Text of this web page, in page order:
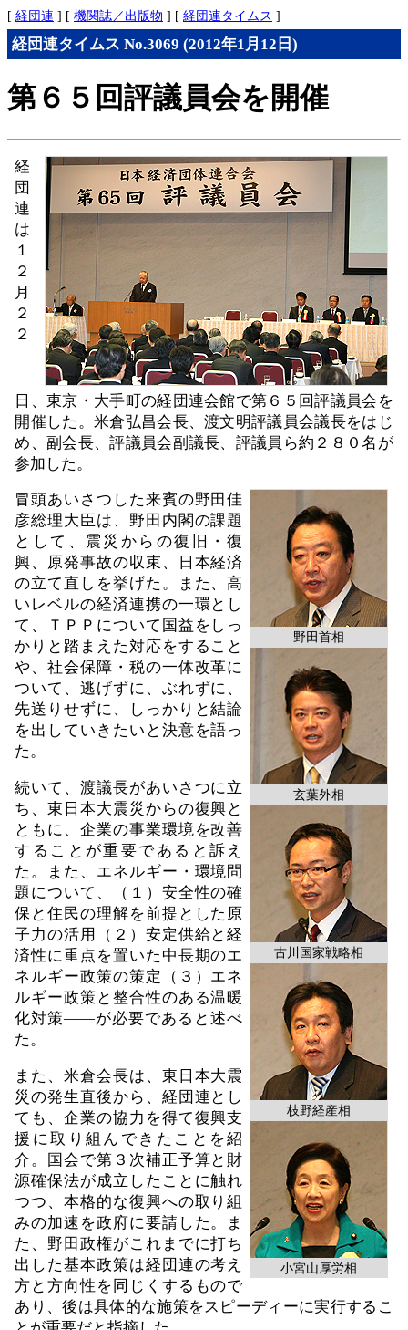
[ 経団連 ] [ 機関誌／出版物 ] [ 経団連タイムス ]
経団連タイムス No.3069 (2012年1月12日)
第６５回評議員会を開催
経
団
連
は
１
２
月
２
２
日、東京・大手町の経団連会館で第６５回評議員会を
開催した。米倉弘昌会長、渡文明評議員会議長をはじ
め、副会長、評議員会副議長、評議員ら約２８０名が
参加した。
野田首相
玄葉外相
古川国家戦略相
枝野経産相
小宮山厚労相
冒頭あいさつした来賓の野田佳
彦総理大臣は、野田内閣の課題
として、震災からの復旧・復
興、原発事故の収束、日本経済
の立て直しを挙げた。また、高
いレベルの経済連携の一環とし
て、ＴＰＰについて国益をしっ
かりと踏まえた対応をすること
や、社会保障・税の一体改革に
ついて、逃げずに、ぶれずに、
先送りせずに、しっかりと結論
を出していきたいと決意を語っ
た。
続いて、渡議長があいさつに立
ち、東日本大震災からの復興と
ともに、企業の事業環境を改善
することが重要であると訴え
た。また、エネルギー・環境問
題について、（１）安全性の確
保と住民の理解を前提とした原
子力の活用（２）安定供給と経
済性に重点を置いた中長期のエ
ネルギー政策の策定（３）エネ
ルギー政策と整合性のある温暖
化対策――が必要であると述べ
た。
また、米倉会長は、東日本大震
災の発生直後から、経団連とし
ても、企業の協力を得て復興支
援に取り組んできたことを紹
介。国会で第３次補正予算と財
源確保法が成立したことに触れ
つつ、本格的な復興への取り組
みの加速を政府に要請した。ま
た、野田政権がこれまでに打ち
出した基本政策は経団連の考え
方と方向性を同じくするもので
あり、後は具体的な施策をスピーディーに実行するこ